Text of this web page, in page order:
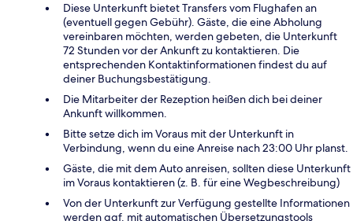
Diese Unterkunft bietet Transfers vom Flughafen an
(eventuell gegen Gebühr). Gäste, die eine Abholung
vereinbaren möchten, werden gebeten, die Unterkunft
72 Stunden vor der Ankunft zu kontaktieren. Die
entsprechenden Kontaktinformationen findest du auf
deiner Buchungsbestätigung.
Die Mitarbeiter der Rezeption heißen dich bei deiner
Ankunft willkommen.
Bitte setze dich im Voraus mit der Unterkunft in
Verbindung, wenn du eine Anreise nach 23:00 Uhr planst.
Gäste, die mit dem Auto anreisen, sollten diese Unterkunft
im Voraus kontaktieren (z. B. für eine Wegbeschreibung)
Von der Unterkunft zur Verfügung gestellte Informationen
werden ggf. mit automatischen Übersetzungstools